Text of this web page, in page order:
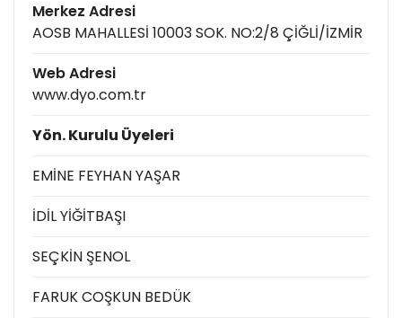
Merkez Adresi
AOSB MAHALLESİ 10003 SOK. NO:2/8 ÇİĞLİ/İZMİR
Web Adresi
www.dyo.com.tr
Yön. Kurulu Üyeleri
EMİNE FEYHAN YAŞAR
İDİL YİĞİTBAŞI
SEÇKİN ŞENOL
FARUK COŞKUN BEDÜK